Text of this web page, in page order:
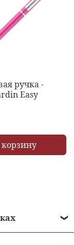
ручка -
Easy